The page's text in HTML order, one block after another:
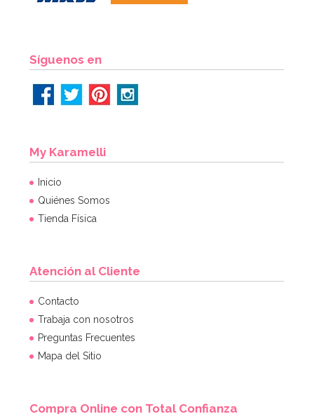
Cápsulas para Cupcakes Hombre de Nieve
2,60€
AÑADIR
Síguenos en
My Karamelli
Inicio
Quiénes Somos
Tienda Física
Atención al Cliente
Contacto
Trabaja con nosotros
Preguntas Frecuentes
Mapa del Sitio
Compra Online con Total Confianza